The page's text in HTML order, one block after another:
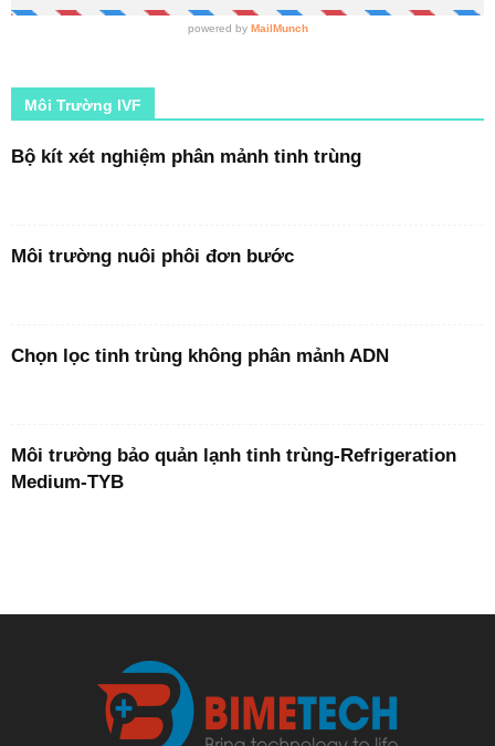
Môi Trường IVF
Bộ kít xét nghiệm phân mảnh tinh trùng
Môi trường nuôi phôi đơn bước
Chọn lọc tinh trùng không phân mảnh ADN
Môi trường bảo quản lạnh tinh trùng-Refrigeration
Medium-TYB